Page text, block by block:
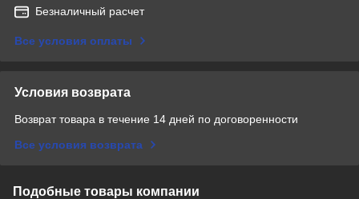
Безналичный расчет
Все условия оплаты
Условия возврата
Возврат товара в течение 14 дней по договоренности
Все условия возврата
Подобные товары компании